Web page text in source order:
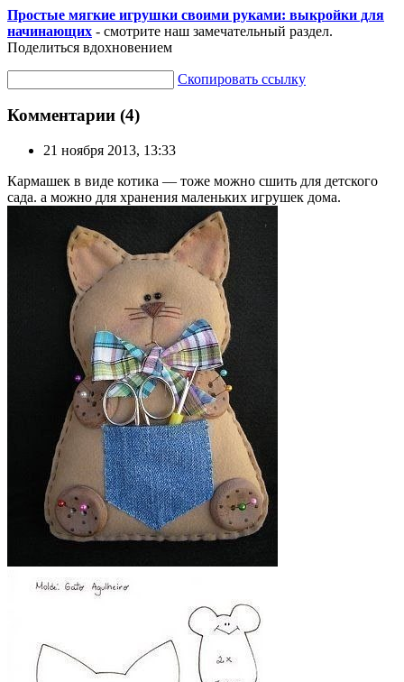
Простые мягкие игрушки своими руками: выкройки для
начинающих - смотрите наш замечательный раздел.
Поделиться вдохновением
Скопировать ссылку
Комментарии (4)
21 ноября 2013, 13:33
Кармашек в виде котика — тоже можно сшить для детского
сада. а можно для хранения маленьких игрушек дома.